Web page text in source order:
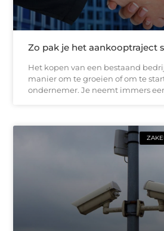
Zo pak je het aankooptraject
Het kopen van een bestaand
manier om te groeien of om te
ondernemer. Je neemt immers